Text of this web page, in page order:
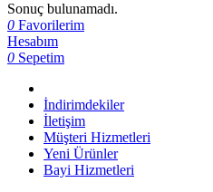
Sonuç bulunamadı.
0 Favorilerim
Hesabım
0 Sepetim
İndirimdekiler
İletişim
Müşteri Hizmetleri
Yeni Ürünler
Bayi Hizmetleri